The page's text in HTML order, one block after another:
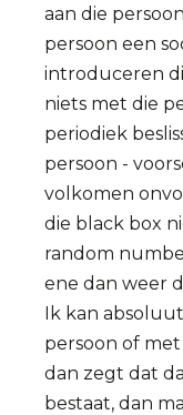
aan die
persoon een
introduceren
niets met die
periodiek
persoon -
volkomen
die black box
random
ene dan weer
Ik kan
persoon of
dan zegt dat
bestaat, dan